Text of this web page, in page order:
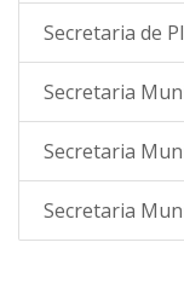
Secretaria de
Secretaria
Secretaria
Secretaria